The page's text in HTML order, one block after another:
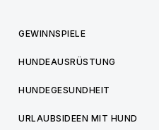
GEWINNSPIELE
HUNDEAUSRÜSTUNG
HUNDEGESUNDHEIT
URLAUBSIDEEN MIT HUND